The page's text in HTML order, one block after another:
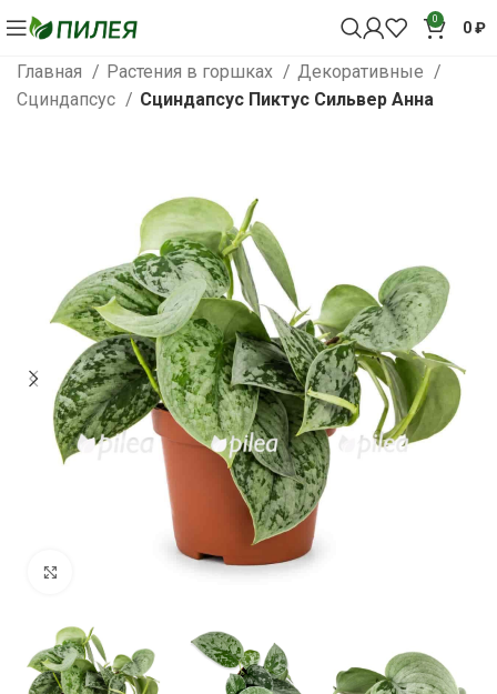
0 0₽
Главная Растения в горшках
Декоративные
Сциндапсус
Сциндапсус Пиктус Сильвер Анна
Нажмите, чтобы увеличить